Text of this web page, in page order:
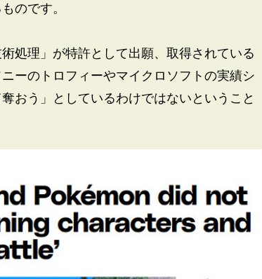
のです。
処理」が特許として出願、取得されている
ーのトロフィーやマイクロソフトの実績シ
おう」としているわけではないということ